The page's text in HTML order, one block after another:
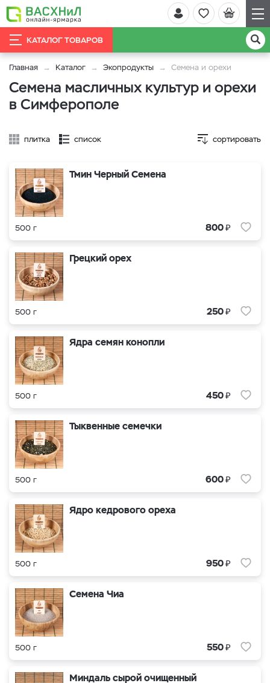
КАТАЛОГ ТОВАРОВ
Главная Каталог Экопродукты Семена и орехи
Семена масличных культур и орехи
в Симферополе
плитка список сортировать
Тмин Черный Семена
500 г 800₽
Грецкий орех
500 г 250₽
Ядра семян конопли
500 г 450₽
Тыквенные семечки
500 г 600₽
Ядро кедрового ореха
500 г 950₽
Семена Чиа
500 г 550₽
Миндаль сырой очищенный